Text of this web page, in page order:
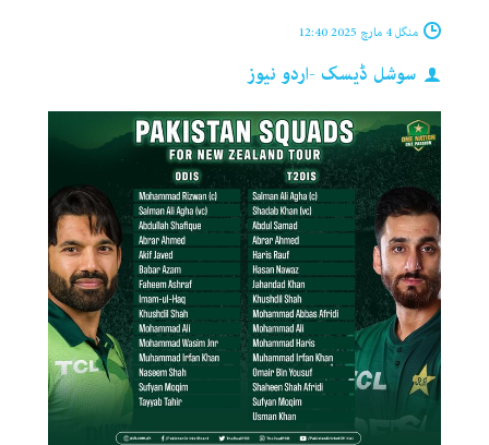
منگل 4 مارچ 2025 12:40
سوشل ڈیسک -اردو نیوز